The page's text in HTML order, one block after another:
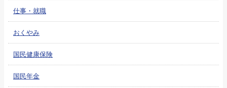
仕事・就職
おくやみ
国民健康保険
国民年金